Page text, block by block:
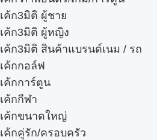
เค้ก3มิติ ผู้ชาย
เค้ก3มิติ ผู้หญิง
เค้ก3มิติ สินค้าแบรนด์เนม / รถ
เค้กกอล์ฟ
เค้กการ์ตูน
เค้กกีฬา
เค้กขนาดใหญ่
เค้กคู่รัก/ครอบครัว